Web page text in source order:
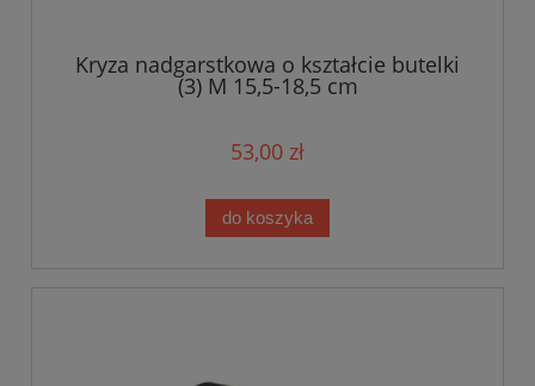
Kryza nadgarstkowa o kształcie butelki
(3) M 15,5-18,5 cm
53,00 zł
do koszyka